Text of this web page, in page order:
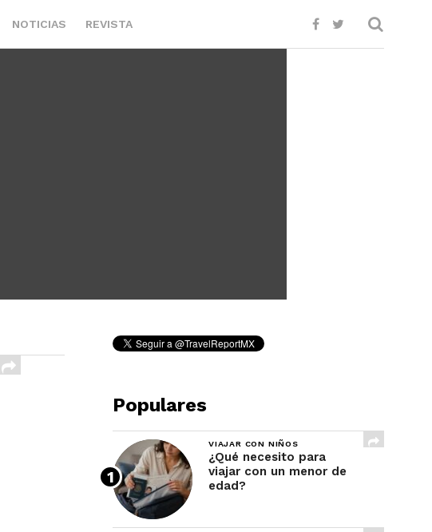
NOTICIAS REVISTA
Populares
VIAJAR CON NIÑOS
¿Qué necesito para
viajar con un menor de
edad?